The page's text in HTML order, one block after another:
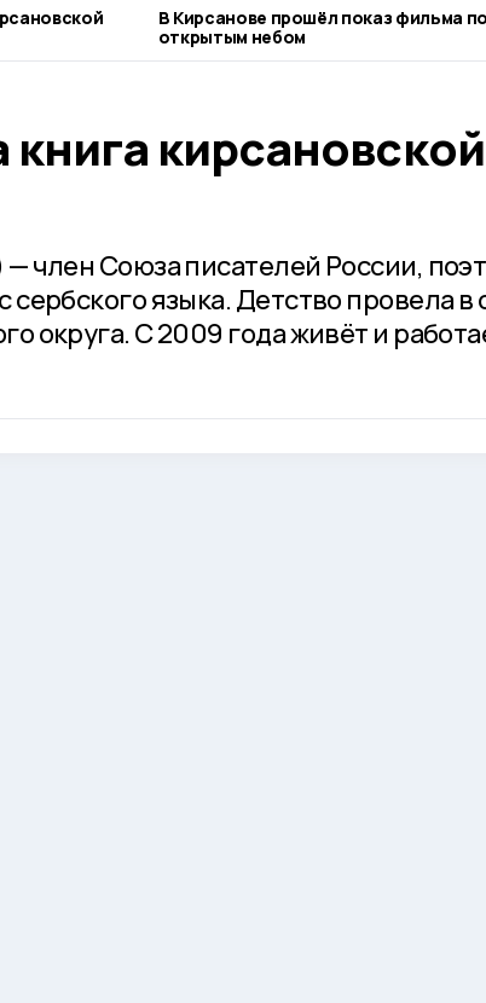
В Кирсанове прошёл показ фильма
открытым небом
кирсановской
член Союза писателей России,
языка. Детство провела в
округа. С 2009 года живёт и